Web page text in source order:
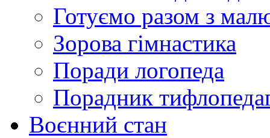
Готуємо разом з
Зорова гімнастика
Поради логопеда
Порадник
Воєнний стан